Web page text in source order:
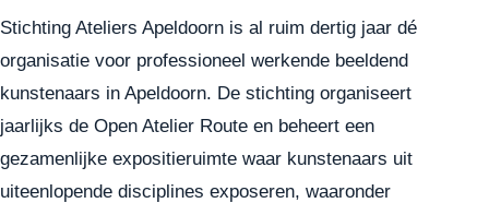
Stichting Ateliers Apeldoorn is al ruim dertig jaar dé
organisatie voor professioneel werkende beeldend
kunstenaars in Apeldoorn. De stichting organiseert
jaarlijks de Open Atelier Route en beheert een
gezamenlijke expositieruimte waar kunstenaars uit
uiteenlopende disciplines exposeren, waaronder